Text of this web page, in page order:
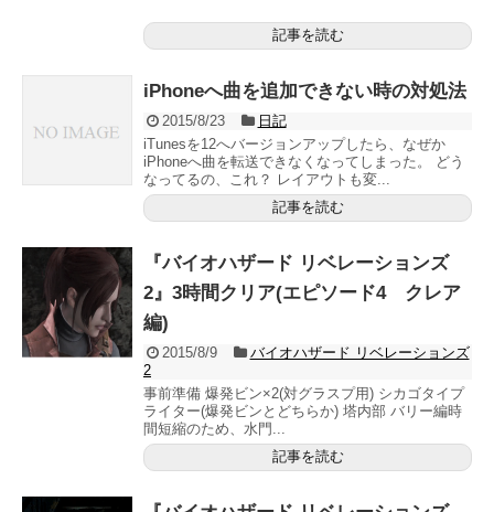
記事を読む
iPhoneへ曲を追加できない時の対処法
2015/8/23
日記
iTunesを12へバージョンアップしたら、なぜか
iPhoneへ曲を転送できなくなってしまった。 どう
なってるの、これ？ レイアウトも変...
記事を読む
『バイオハザード リベレーションズ
2』3時間クリア(エピソード4 クレア
編)
2015/8/9
バイオハザード リベレーションズ
2
事前準備 爆発ビン×2(対グラスプ用) シカゴタイプ
ライター(爆発ビンとどちらか) 塔内部 バリー編時
間短縮のため、水門...
記事を読む